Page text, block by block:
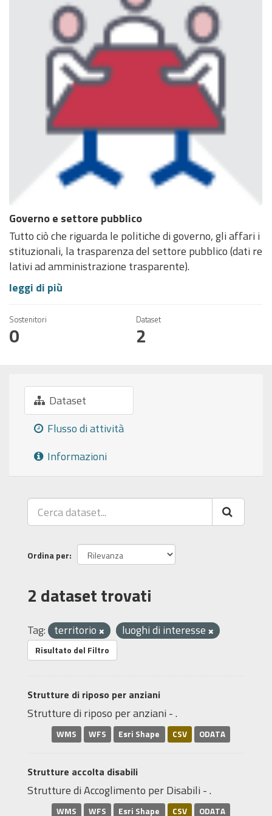
Governo e settore pubblico
Tutto ciò che riguarda le politiche di governo, gli affari i
stituzionali, la trasparenza del settore pubblico (dati re
lativi ad amministrazione trasparente).
leggi di più
Sostenitori
0
Dataset
2
Dataset
Flusso di attività
Informazioni
Ordina per
2 dataset trovati
Tag: territorio luoghi di interesse
Risultato del Filtro
Strutture di riposo per anziani
Strutture di riposo per anziani - .
WMS WFS Esri Shape CSV ODATA
Strutture accolta disabili
Strutture di Accoglimento per Disabili - .
WMS WFS Esri Shape CSV ODATA